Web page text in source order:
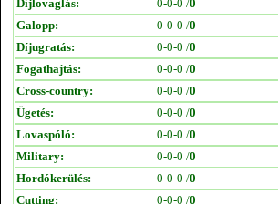
Díjlovaglás:
0-0-0 /0
Galopp:
0-0-0 /0
Díjugratás:
0-0-0 /0
Fogathajtás:
0-0-0 /0
Cross-country:
0-0-0 /0
Ügetés:
0-0-0 /0
Lovaspóló:
0-0-0 /0
Military:
0-0-0 /0
Hordókerülés:
0-0-0 /0
Cutting:
0-0-0 /0